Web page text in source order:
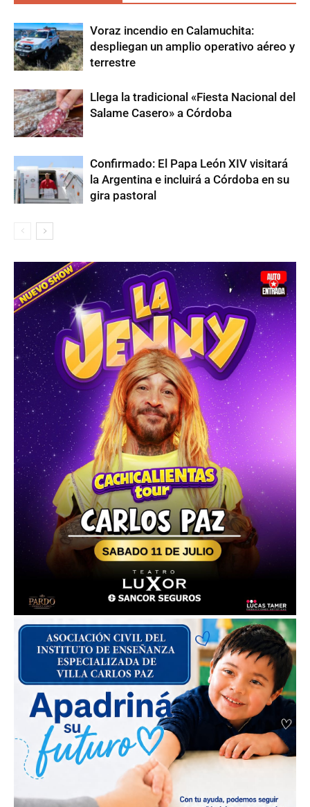
Voraz incendio en Calamuchita:
despliegan un amplio operativo aéreo y
terrestre
Llega la tradicional «Fiesta Nacional del
Salame Casero» a Córdoba
Confirmado: El Papa León XIV visitará
la Argentina e incluirá a Córdoba en su
gira pastoral